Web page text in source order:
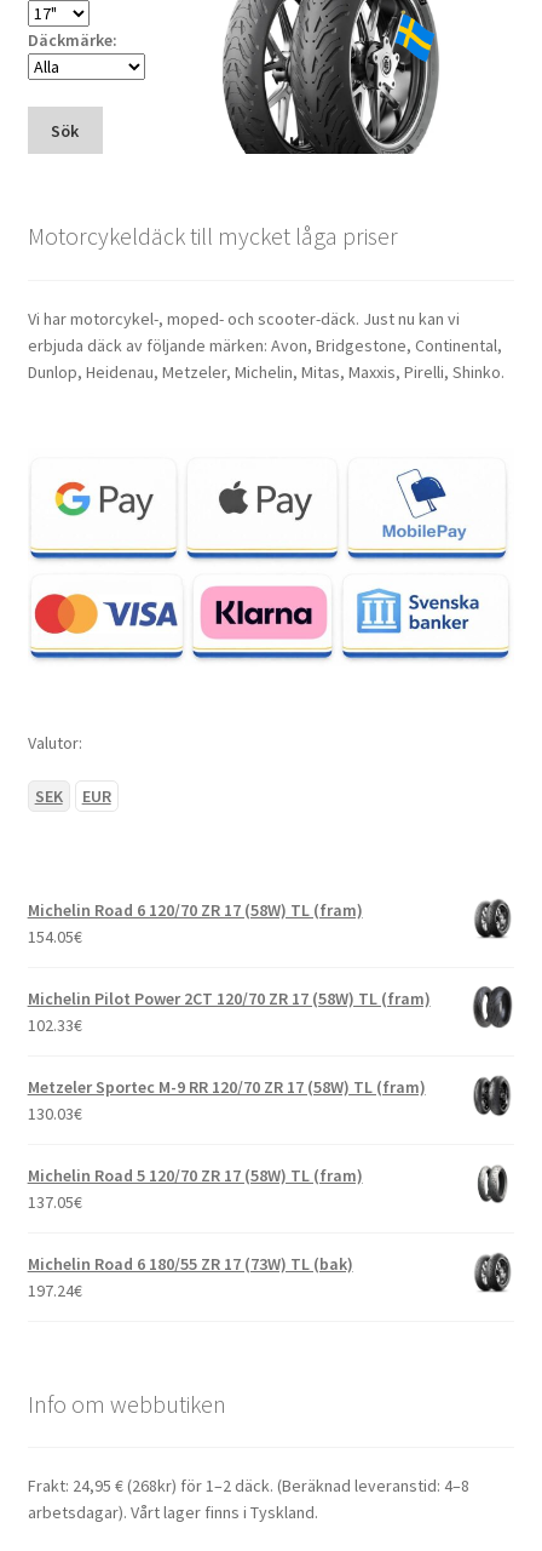
Däckmärke:
Sök
Motorcykeldäck till mycket låga priser
Vi har motorcykel-, moped- och scooter-däck. Just nu kan vi
erbjuda däck av följande märken: Avon, Bridgestone, Continental,
Dunlop, Heidenau, Metzeler, Michelin, Mitas, Maxxis, Pirelli, Shinko.
Valutor:
SEK EUR
Michelin Road 6 120/70 ZR 17 (58W) TL (fram)
154.05€
Michelin Pilot Power 2CT 120/70 ZR 17 (58W) TL (fram)
102.33€
Metzeler Sportec M-9 RR 120/70 ZR 17 (58W) TL (fram)
130.03€
Michelin Road 5 120/70 ZR 17 (58W) TL (fram)
137.05€
Michelin Road 6 180/55 ZR 17 (73W) TL (bak)
197.24€
Info om webbutiken
Frakt: 24,95 € (268kr) för 1–2 däck. (Beräknad leveranstid: 4–8
arbetsdagar). Vårt lager finns i Tyskland.